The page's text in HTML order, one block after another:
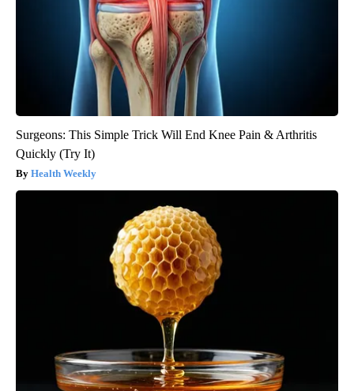
Surgeons: This Simple Trick Will End Knee Pain & Arthritis
Quickly (Try It)
Health Weekly